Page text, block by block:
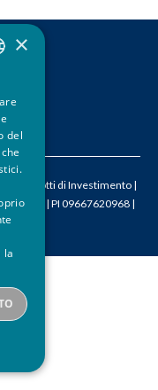
e Prodotti di Investimento |
| PI 09667620968 |
×
del
la